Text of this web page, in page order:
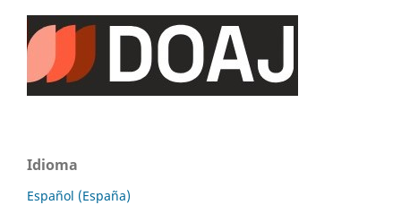
Idioma
Español (España)